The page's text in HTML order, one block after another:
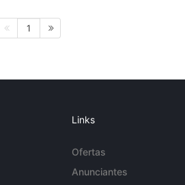
1
Links
Ofertas
Anunciantes